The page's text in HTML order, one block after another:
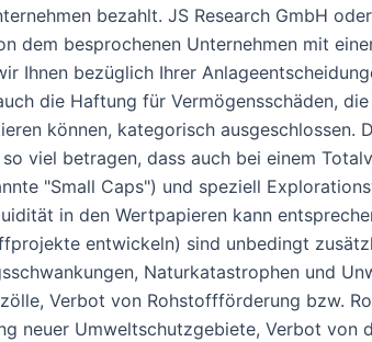
bezahlt. JS Research GmbH
dem besprochenen Unternehmen mit
Ihnen bezüglich Ihrer
die Haftung für Vermögensschäden,
können, kategorisch
viel betragen, dass auch bei einem
"Small Caps") und speziell
in den Wertpapieren kann
entwickeln) sind unbedingt
Naturkatastrophen und
Verbot von Rohstoffförderung bzw.
neuer Umweltschutzgebiete, Verbot von